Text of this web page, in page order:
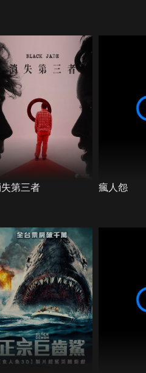
心受極大煎熬與恐懼
的知識，順利返回陸
第三者 瘋人怨